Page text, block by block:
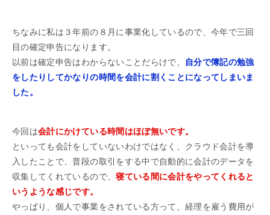
ちなみに私は３年前の８月に事業化しているので、今年で三回
目の確定申告になります。
以前は確定申告はわからないことだらけで、
自分で簿記の勉強
をしたりしてかなりの時間を会計に割くことになってしまいま
した。
今回は会計にかけている時間はほぼ無いです。
といっても会計をしていないわけではなく、クラウド会計を導
入したことで、普段の取引をする中で自動的に会計のデータを
収集してくれているので、寝ている間に会計をやってくれると
いうような感じです。
やっぱり、個人で事業をされている方って、経理を雇う費用が